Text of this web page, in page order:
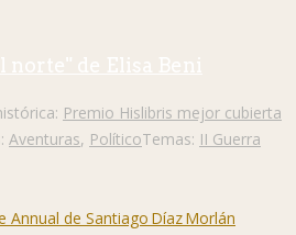
norte" de Elisa Beni
Premio Hislibris mejor cubierta
Aventuras, PolíticoTemas: II Guerra